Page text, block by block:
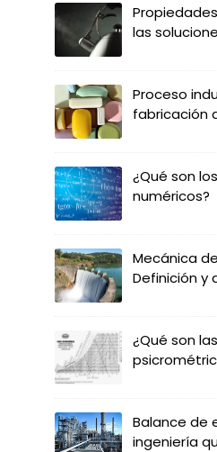
las
Proceso
fabricación
¿Qué son
numéricos?
Mecánica
Definición y
¿Qué son
Balance de
ingeniería